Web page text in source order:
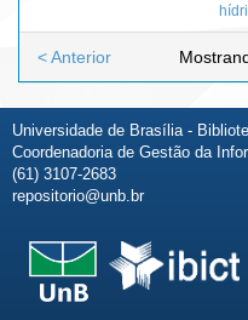
< Anterior
Universidade de Brasília -
Coordenadoria de Gestão da
(61) 3107-2683
repositorio@unb.br